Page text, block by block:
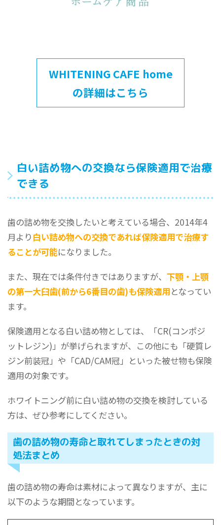
WHITENING CAFE home
の詳細はこちら
白い詰め物への交換なら保険適用で治療
できる
歯の詰め物を交換したいと考えている場合、2014年4
月より 白い詰め物への交換であれば保険適用で治療す
ることが可能になりました。
また、現在では条件付きではありますが、下顎・上顎
の第一大臼歯(前から6番目の歯)も保険適用となってい
ます。
保険適用となる白い詰め物としては、「CR(コンポジ
ットレジン)」が挙げられますが、この他にも「硬質レ
ジン前装冠」や「CAD/CAM冠」といった被せ物も保険
適用の対象です。
ホワイトニング前に白い詰め物の交換を検討している
方は、ぜひ参考にしてください。
歯の詰め物の寿命と取れてしまったときの対
処法まとめ
歯の詰め物の寿命は素材によって異なりますが、主に
以下のような期間となっています。